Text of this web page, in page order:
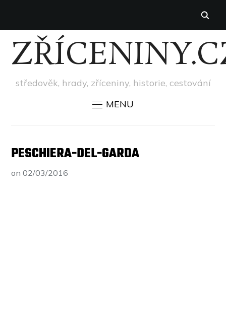
středověk, hrady, zříceniny, historie, cestování
MENU
PESCHIERA-DEL-GARDA
on02/03/2016